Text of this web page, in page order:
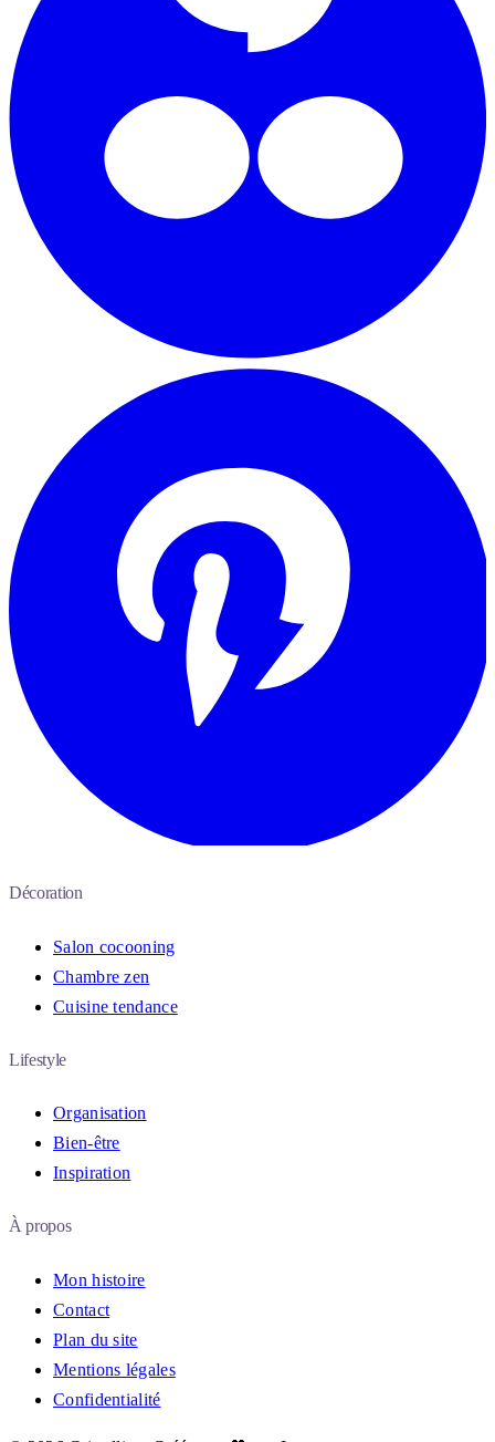
Décoration
Salon cocooning
Chambre zen
Cuisine tendance
Lifestyle
Organisation
Bien-être
Inspiration
À propos
Mon histoire
Contact
Plan du site
Mentions légales
Confidentialité